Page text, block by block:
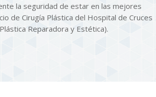
la seguridad de estar en las mejores
de Cirugía Plástica del Hospital de Cruces
Reparadora y Estética).